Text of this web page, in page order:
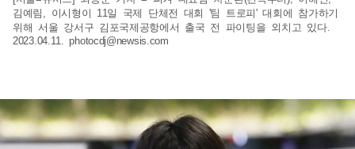
김예림, 이시형이 11일 국제 단체전 대회 '팀 트로피' 대회에 참가하기
위해 서울 강서구 김포국제공항에서 출국 전 파이팅을 외치고 있다.
2023.04.11.photocdj@newsis.com